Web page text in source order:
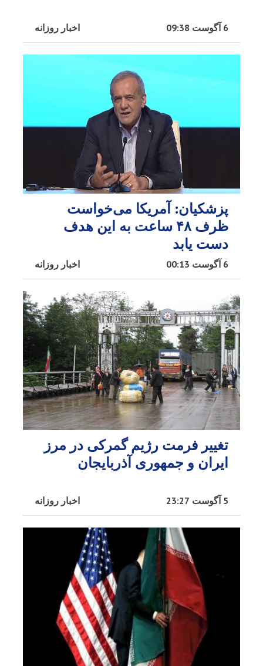
اخبار روزانه 6 آگوست 09:38
پزشکیان: آمریکا می‌خواست
ظرف ۴۸ ساعت به این هدف
دست یابد
اخبار روزانه 6 آگوست 00:13
تغییر فرمت رژیم گمرکی در مرز
ایران و جمهوری آذربایجان
اخبار روزانه 5 آگوست 23:27